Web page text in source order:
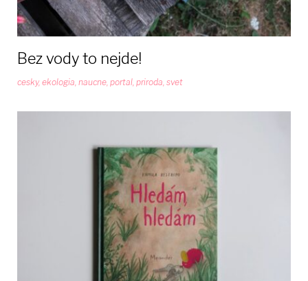
Bez vody to nejde!
cesky, ekologia, naucne, portal, priroda, svet